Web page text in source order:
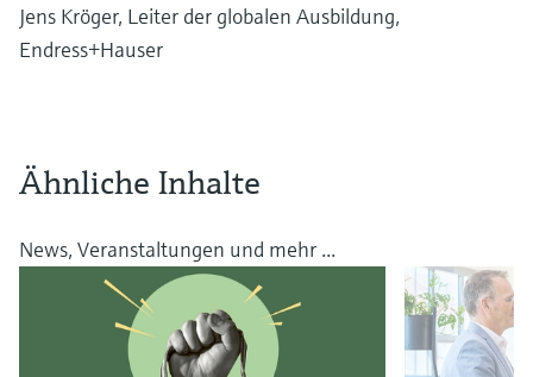
Jens Kröger, Leiter der globalen Ausbildung,
Endress+Hauser
Ähnliche Inhalte
News, Veranstaltungen und mehr ...